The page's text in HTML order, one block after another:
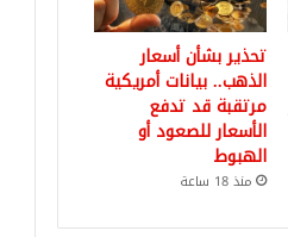
تحذير بشأن أسعار
الذهب.. بيانات أمريكية
مرتقبة قد تدفع
الأسعار للصعود أو
الهبوط
منذ 18 ساعة